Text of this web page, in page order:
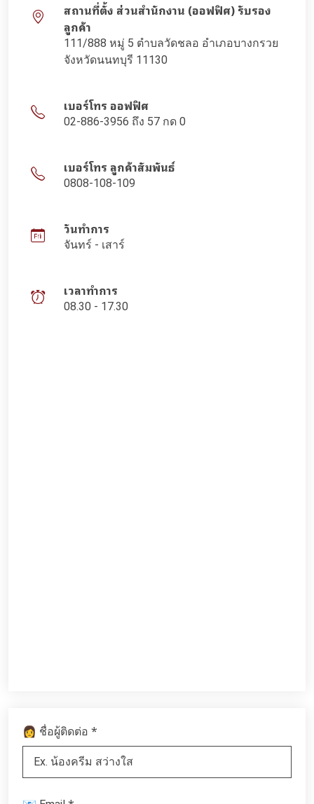
สถานที่ตั้ง ส่วนสำนักงาน (ออฟฟิศ) รับรอง
ลูกค้า
111/888 หมู่ 5 ตำบลวัดชลอ อำเภอบางกรวย
จังหวัดนนทบุรี 11130
เบอร์โทร ออฟฟิศ
02-886-3956 ถึง 57 กด 0
เบอร์โทร ลูกค้าสัมพันธ์
0808-108-109
วันทำการ
จันทร์ - เสาร์
เวลาทำการ
08.30 - 17.30
👩 ชื่อผู้ติดต่อ *